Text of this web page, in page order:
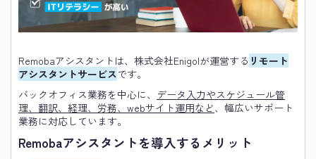
Remobaアシスタントは、株式会社Enigolが運営する リモート
アシスタントサービスです。
バックオフィス業務を中心に、 データ入力やスケジュール管
理、翻訳、経理、労務、webサイト運用など、幅広いサポート
業務に対応しています。
Remobaアシスタントを導入するメリット